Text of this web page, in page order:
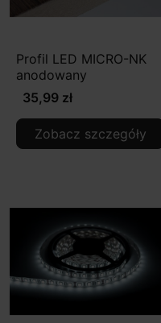
Profil LED MICRO-NK
anodowany
35,99 zł
Zobacz szczegóły